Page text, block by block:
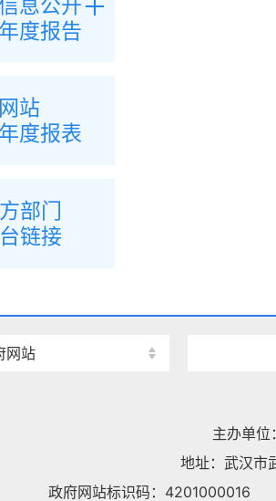
息公开
度报告
站
度报表
部门
链接
大小驿站，
入选“联合
东湖
入全市核
网站
主办单位
地址：武汉市
政府网站标识码：4201000016